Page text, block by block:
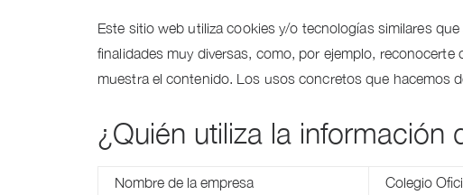
Este sitio web utiliza cookies y/o tecnologías similares
finalidades muy diversas, como, por ejemplo,
muestra el contenido. Los usos concretos que hacemos
¿Quién utiliza la información
Nombre de la empresa
Colegio